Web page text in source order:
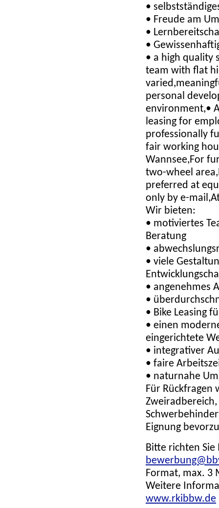
•
• Freude am
•
•
• a high quality
team with flat
personal
environment,•
leasing for
professionally
fair working
Wannsee,For
two-wheel
preferred at
only by e-
Wir bieten:
• motiviertes
Beratung
•
• viele
• angenehmes
•
• Bike Leasing
• einen
eingerichtete
• integrativer
• faire
• naturnahe
Für Rückfragen
Zweiradbereich,
Eignung
Bitte richten
Format, max. 3
Weitere
www.rkibbw.de